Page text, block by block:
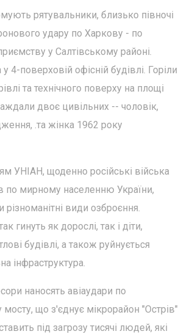
рятувальники, близько півночі
удару по Харкову - по
у Салтівському районі.
4-поверховій офісній будівлі. Горіли
та технічного поверху на площі
двоє цивільних -- чоловік,
.та жінка 1962 року
УНІАН, щоденно російські війська
по мирному населенню України,
види озброєння.
гинуть як дорослі, так і діти,
будівлі, а також руйнується
інфраструктура.
наносять авіаудари по
що з'єднує мікрорайон "Острів"
під загрозу тисячі людей, які